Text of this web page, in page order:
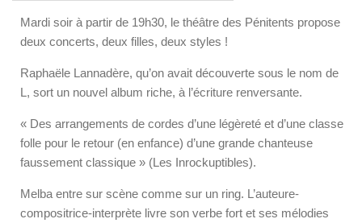
Mardi soir à partir de 19h30, le théâtre des Pénitents propose
deux concerts, deux filles, deux styles !
Raphaële Lannadère, qu’on avait découverte sous le nom de
L, sort un nouvel album riche, à l’écriture renversante.
« Des arrangements de cordes d’une légèreté et d’une classe
folle pour le retour (en enfance) d’une grande chanteuse
faussement classique » (Les Inrockuptibles).
Melba entre sur scène comme sur un ring. L’auteure-
compositrice-interprète livre son verbe fort et ses mélodies